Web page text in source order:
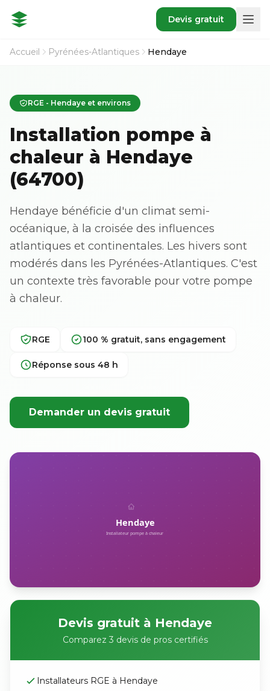
Devis gratuit
Accueil Pyrénées-Atlantiques Hendaye
RGE - Hendaye et environs
Installation pompe à
chaleur à Hendaye
(64700)
Hendaye bénéficie d'un climat semi-
océanique, à la croisée des influences
atlantiques et continentales. Les hivers sont
modérés dans les Pyrénées-Atlantiques. C'est
un contexte très favorable pour votre pompe
à chaleur.
RGE 100 % gratuit, sans engagement
Réponse sous 48 h
Demander un devis gratuit
Devis gratuit à Hendaye
Comparez 3 devis de pros certifiés
Installateurs RGE à Hendaye